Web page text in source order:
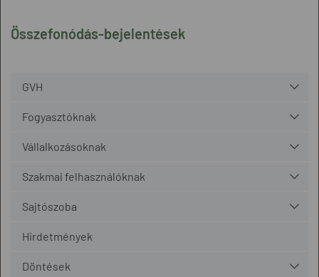
Összefonódás-bejelentések
GVH
Fogyasztóknak
Vállalkozásoknak
Szakmai felhasználóknak
Sajtószoba
Hirdetmények
Döntések